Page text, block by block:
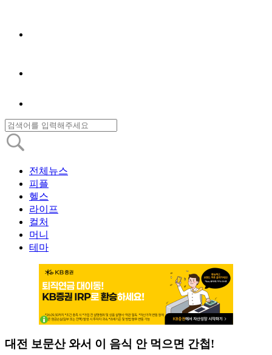
전체뉴스
피플
헬스
라이프
컬처
머니
테마
대전 보문산 와서 이 음식 안 먹으면 간첩!